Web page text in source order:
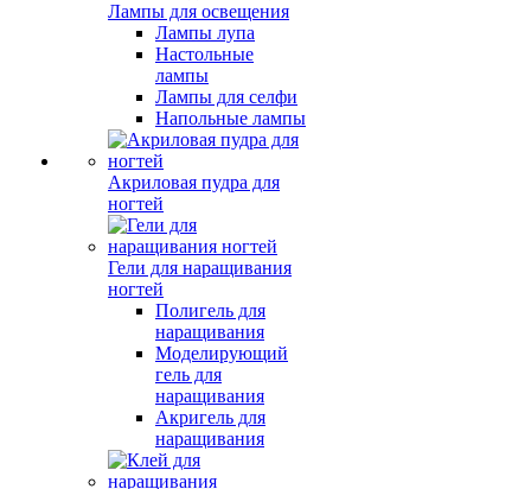
Лампы для освещения
Лампы лупа
Настольные
лампы
Лампы для селфи
Напольные лампы
Акриловая пудра для
ногтей
Гели для наращивания
ногтей
Полигель для
наращивания
Моделирующий
гель для
наращивания
Акригель для
наращивания